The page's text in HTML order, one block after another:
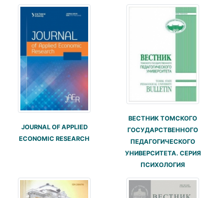
JOURNAL OF APPLIED
ECONOMIC RESEARCH
ВЕСТНИК ТОМСКОГО
ГОСУДАРСТВЕННОГО
ПЕДАГОГИЧЕСКОГО
УНИВЕРСИТЕТА. СЕРИЯ
ПСИХОЛОГИЯ